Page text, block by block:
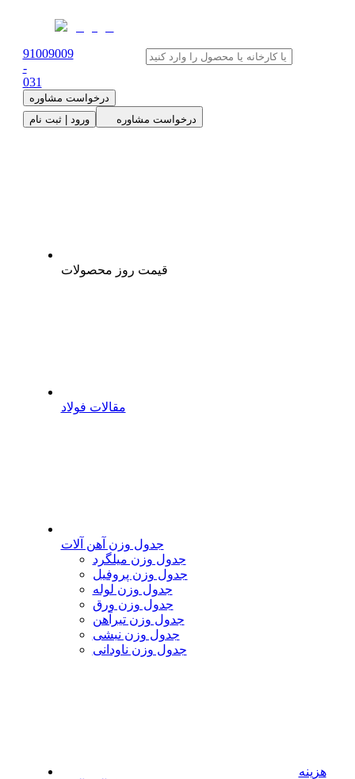
91009009
-
031
درخواست مشاوره
ورود | ثبت نام
درخواست مشاوره
قیمت روز محصولات
مقالات فولاد
جدول وزن آهن آلات
جدول وزن میلگرد
جدول وزن پروفیل
جدول وزن لوله
جدول وزن ورق
جدول وزن تیرآهن
جدول وزن نبشی
جدول وزن ناودانی
هزینه